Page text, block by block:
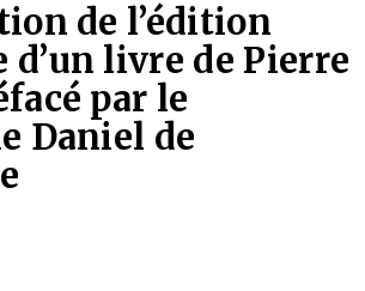
de l’édition
d’un livre de Pierre
par le
Daniel de